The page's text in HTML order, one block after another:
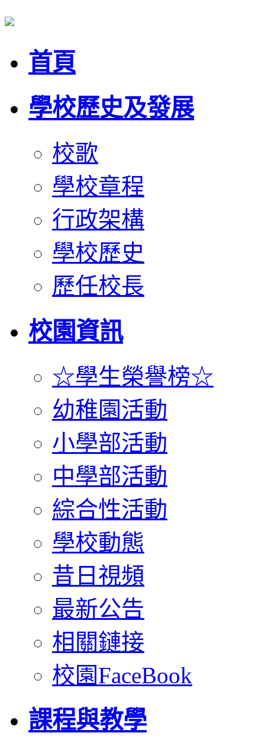
首頁
學校歷史及發展
校歌
學校章程
行政架構
學校歷史
歷任校長
校園資訊
☆學生榮譽榜☆
幼稚園活動
小學部活動
中學部活動
綜合性活動
學校動態
昔日視頻
最新公告
相關鏈接
校園FaceBook
課程與教學